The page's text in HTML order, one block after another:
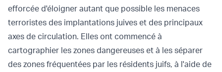
efforcée d'éloigner autant que possible les menaces
terroristes des implantations juives et des principaux
axes de circulation. Elles ont commencé à
cartographier les zones dangereuses et à les séparer
des zones fréquentées par les résidents juifs, à l'aide de